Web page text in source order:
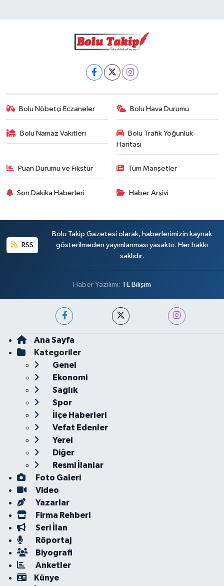
Bolu Nöbetçi Eczaneler Bolu Hava Durumu
Bolu Namaz Vakitleri
Bolu Trafik Yoğunluk
Haritası
Puan Durumu ve Fikstür Tüm Manşetler
Son Dakika Haberleri Haber Arşivi
RSS
Bolu Takip Gazetesi olarak, haberlerimizin kaynak
gösterilmeden yayımlanması yasaktır. Her hakkı
saklıdır.
Haber Yazılımı: TE Bilişim
Ana Sayfa
Kategoriler
Genel
Ekonomi
Sağlık
Spor
İlçe Haberleri
Vefat Edenler
Yerel
Diğer
Resmi İlanlar
Foto Galeri
Video
Yazarlar
Firma Rehberi
Seri İlan
Röportaj
Biyografi
Anketler
Künye